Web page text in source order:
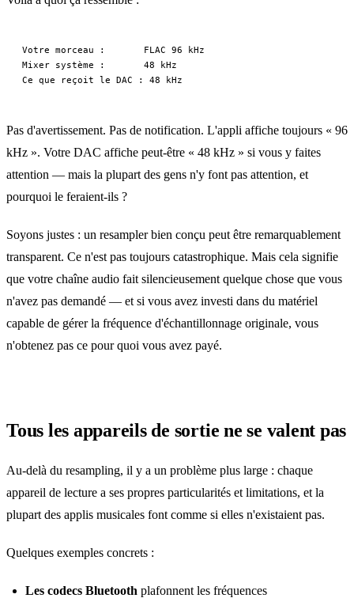
Votre morceau :       FLAC 96 kHz
Mixer système :       48 kHz
Pas d'avertissement. Pas de notification. L'appli affiche toujours « 96
kHz ». Votre DAC affiche peut‑être « 48 kHz » si vous y faites
attention — mais la plupart des gens n'y font pas attention, et
pourquoi le feraient‑ils ?
Soyons justes : un resampler bien conçu peut être remarquablement
transparent. Ce n'est pas toujours catastrophique. Mais cela signifie
que votre chaîne audio fait silencieusement quelque chose que vous
n'avez pas demandé — et si vous avez investi dans du matériel
capable de gérer la fréquence d'échantillonnage originale, vous
n'obtenez pas ce pour quoi vous avez payé.
Tous les appareils de sortie ne se valent pas
Au‑delà du resampling, il y a un problème plus large : chaque
appareil de lecture a ses propres particularités et limitations, et la
plupart des applis musicales font comme si elles n'existaient pas.
Quelques exemples concrets :
Les codecs Bluetooth plafonnent les fréquences